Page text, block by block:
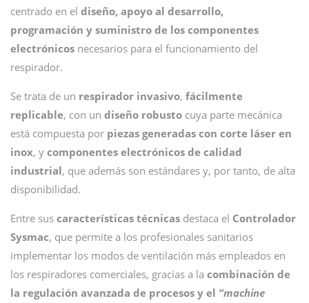
centrado en el diseño, apoyo al desarrollo,
programación y suministro de los componentes
electrónicos necesarios para el funcionamiento del
respirador.
Se trata de un respirador invasivo, fácilmente
replicable, con un diseño robusto cuya parte mecánica
está compuesta por piezas generadas con corte láser en
inox, y componentes electrónicos de calidad
industrial, que además son estándares y, por tanto, de alta
disponibilidad.
Entre sus características técnicas destaca el Controlador
Sysmac, que permite a los profesionales sanitarios
implementar los modos de ventilación más empleados en
los respiradores comerciales, gracias a la combinación de
la regulación avanzada de procesos y el “machine